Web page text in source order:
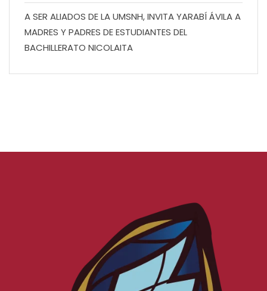
A SER ALIADOS DE LA UMSNH, INVITA YARABÍ ÁVILA A
MADRES Y PADRES DE ESTUDIANTES DEL
BACHILLERATO NICOLAITA